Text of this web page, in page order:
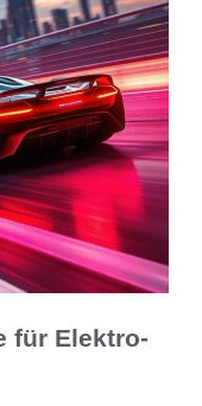
für Elektro-